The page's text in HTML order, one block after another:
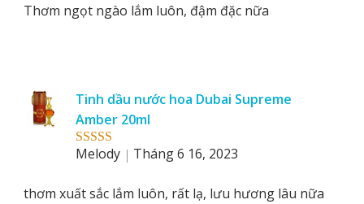
Thơm ngọt ngào lắm luôn, đậm đặc nữa
Rated5out
Tinh dầu nước hoa Dubai Supreme
Amber 20ml
Melody
Tháng 6 16, 2023
thơm xuất sắc lắm luôn, rất lạ, lưu hương lâu nữa